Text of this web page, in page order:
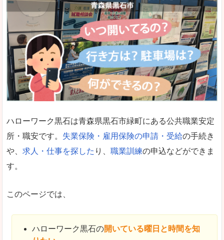
ハローワーク黒石は青森県黒石市緑町にある公共職業安定
所・職安です。 失業保険・雇用保険の申請・受給の手続き
や、 求人・仕事を探した り、 職業訓練の申込などができま
す。
このページでは、
ハローワーク黒石の開いている曜日と時間を知